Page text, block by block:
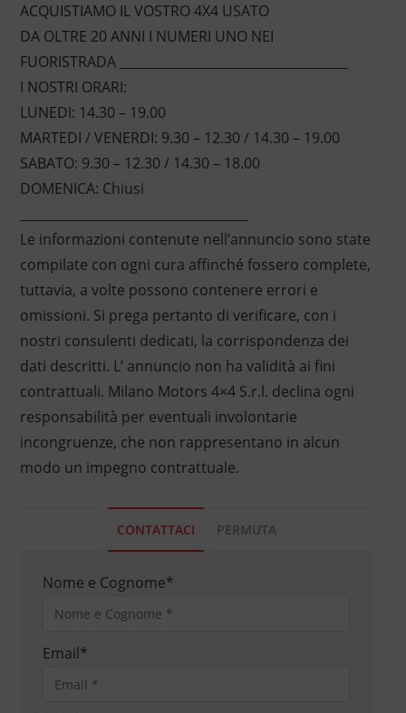
ACQUISTIAMO IL VOSTRO 4X4 USATO
DA OLTRE 20 ANNI I NUMERI UNO NEI
FUORISTRADA ____________________________________
I NOSTRI ORARI:
LUNEDI: 14.30 – 19.00
MARTEDI / VENERDI: 9.30 – 12.30 / 14.30 – 19.00
SABATO: 9.30 – 12.30 / 14.30 – 18.00
DOMENICA: Chiusi
Le informazioni contenute nell’annuncio sono state
compilate con ogni cura affinché fossero complete,
tuttavia, a volte possono contenere errori e
omissioni. Si prega pertanto di verificare, con i
nostri consulenti dedicati, la corrispondenza dei
dati descritti. L’ annuncio non ha validità ai fini
contrattuali. Milano Motors 4×4 S.r.l. declina ogni
responsabilità per eventuali involontarie
incongruenze, che non rappresentano in alcun
modo un impegno contrattuale.
CONTATTACI PERMUTA
Nome e Cognome*
Email*